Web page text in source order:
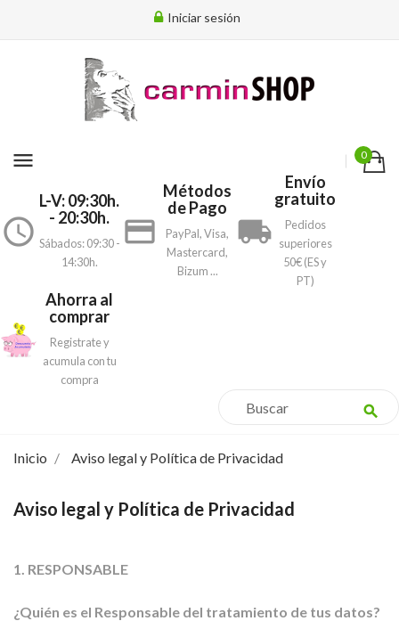
Iniciar sesión
menu 0
access_time
L-V: 09:30h.
- 20:30h.
Sábados: 09:30 -
14:30h.
payment
Métodos
de Pago
PayPal, Visa,
Mastercard,
Bizum ...
local_shipping
Envío
gratuito
Pedidos
superiores
50€ (ES y
PT)
Ahorra al
comprar
Registrate y
acumula con tu
compra
search
Inicio Aviso legal y Política de Privacidad
Aviso legal y Política de Privacidad
1. RESPONSABLE
¿Quién es el Responsable del tratamiento de tus datos?